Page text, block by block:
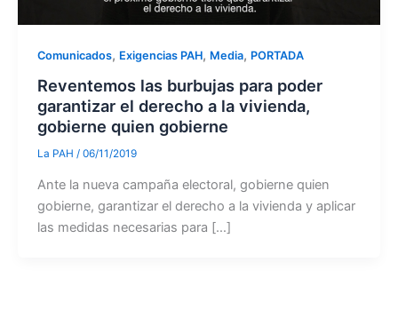
Comunicados, Exigencias PAH, Media, PORTADA
Reventemos las burbujas para poder
garantizar el derecho a la vivienda,
gobierne quien gobierne
La PAH / 06/11/2019
Ante la nueva campaña electoral, gobierne quien
gobierne, garantizar el derecho a la vivienda y aplicar
las medidas necesarias para […]